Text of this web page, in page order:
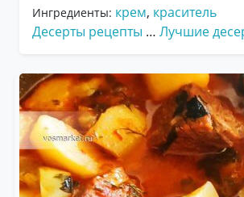
Ингредиенты: крем, краситель
Десерты рецепты … Лучшие